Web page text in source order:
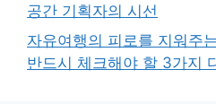
공간 기획자의 시선
자유여행의 피로를 지워주
반드시 체크해야 할 3가지